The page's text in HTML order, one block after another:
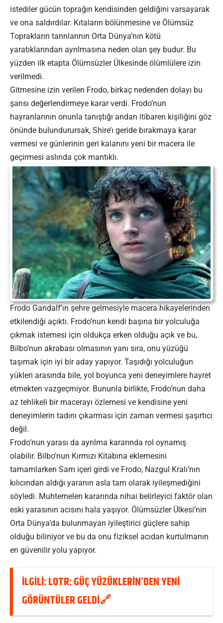
istediler gücün toprağın kendisinden geldiğini varsayarak
ve ona saldırdılar. Kıtaların bölünmesine ve Ölümsüz
Toprakların tanrılarının Orta Dünya’nın kötü
yaratıklarından ayrılmasına neden olan şey budur. Bu
yüzden ilk etapta Ölümsüzler Ülkesinde ölümlülere izin
verilmedi.
Gitmesine izin verilen Frodo, birkaç nedenden dolayı bu
şansı değerlendirmeye karar verdi. Frodo’nun
hayranlarının onunla tanıştığı andan itibaren kişiliğini göz
önünde bulundurursak, Shire’ı geride bırakmaya karar
vermesi ve günlerinin geri kalanını yeni bir macera ile
geçirmesi aslında çok mantıklı.
Frodo Gandalf’ın şehre gelmesiyle macera hikayelerinden
etkilendiği açıktı. Frodo’nun kendi başına bir yolculuğa
çıkmak istemesi için oldukça erken olduğu açık ve bu,
Bilbo’nun akrabası olmasının yanı sıra, onu yüzüğü
taşımak için iyi bir aday yapıyor. Taşıdığı yolculuğun
yükleri arasında bile, yol boyunca yeni deneyimlere hayret
etmekten vazgeçmiyor. Bununla birlikte, Frodo’nun daha
az tehlikeli bir macerayı özlemesi ve kendisine yeni
deneyimlerin tadını çıkarması için zaman vermesi şaşırtıcı
değil.
Frodo’nun yarası da ayrılma kararında rol oynamış
olabilir. Bilbo’nun Kırmızı Kitabına eklemesini
tamamlarken Sam içeri girdi ve Frodo, Nazgul Kralı’nın
kılıcından aldığı yaranın asla tam olarak iyileşmediğini
söyledi. Muhtemelen kararında nihai belirleyici faktör olan
eski yarasının acısını hala yaşıyor. Ölümsüzler Ülkesi’nin
Orta Dünya’da bulunmayan iyileştirici güçlere sahip
olduğu biliniyor ve bu da onu fiziksel acıdan kurtulmanın
en güvenilir yolu yapıyor.
İLGİLİ:LOTR: GÜÇ YÜZÜKLERIN’DEN YENI
GÖRÜNTÜLER GELDI